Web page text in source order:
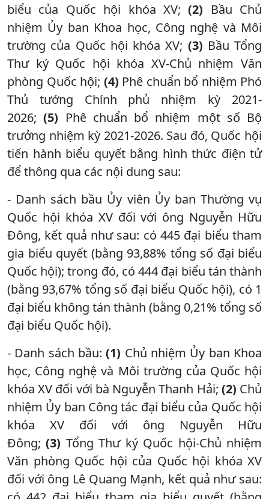
biểu của Quốc hội khóa XV;(2) Bầu Chủ
nhiệm Ủy ban Khoa học, Công nghệ và Môi
trường của Quốc hội khóa XV; (3) Bầu Tổng
Thư ký Quốc hội khóa XV-Chủ nhiệm Văn
phòng Quốc hội; (4) Phê chuẩn bổ nhiệm Phó
Thủ tướng Chính phủ nhiệm kỳ 2021-
2026;(5) Phê chuẩn bổ nhiệm một số Bộ
trưởng nhiệm kỳ 2021-2026. Sau đó, Quốc hội
tiến hành biểu quyết bằng hình thức điện tử
để thông qua các nội dung sau:
- Danh sách bầu Ủy viên Ủy ban Thường vụ
Quốc hội khóa XV đối với ông Nguyễn Hữu
Đông, kết quả như sau: có 445 đại biểu tham
gia biểu quyết (bằng 93,88% tổng số đại biểu
Quốc hội); trong đó, có 444 đại biểu tán thành
(bằng 93,67% tổng số đại biểu Quốc hội), có 1
đại biểu không tán thành (bằng 0,21% tổng số
đại biểu Quốc hội).
- Danh sách bầu:(1) Chủ nhiệm Ủy ban Khoa
học, Công nghệ và Môi trường của Quốc hội
khóa XV đối với bà Nguyễn Thanh Hải; (2) Chủ
nhiệm Ủy ban Công tác đại biểu của Quốc hội
khóa XV đối với ông Nguyễn Hữu
Đông;(3) Tổng Thư ký Quốc hội-Chủ nhiệm
Văn phòng Quốc hội của Quốc hội khóa XV
đối với ông Lê Quang Mạnh, kết quả như sau: